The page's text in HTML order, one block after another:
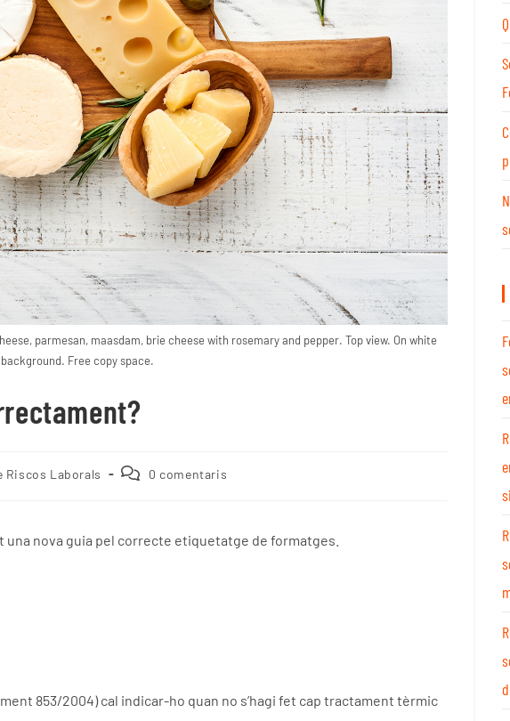
parmesan, maasdam, brie cheese with rosemary and pepper. Top view. On white
Free copy space.
Riscos Laborals 0 comentaris
una nova guia pel correcte etiquetatge de formatges.
853/2004) cal indicar-ho quan no s’hagi fet cap tractament tèrmic